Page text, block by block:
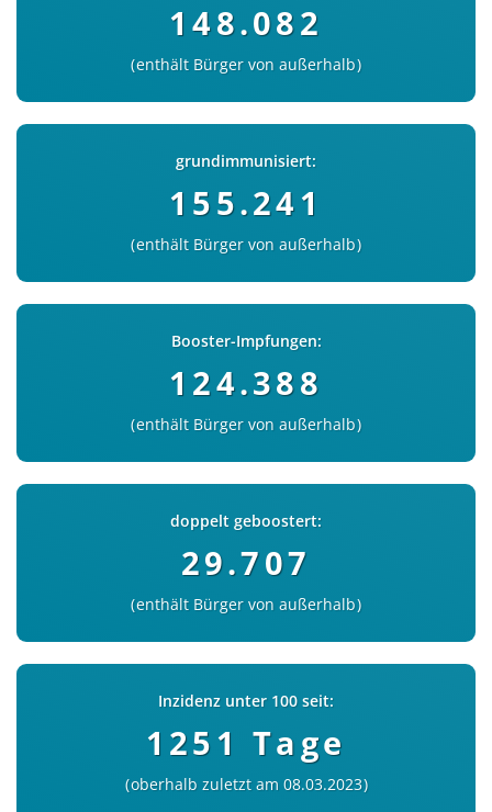
148.082
enthält Bürger von außerhalb
grundimmunisiert:
155.241
enthält Bürger von außerhalb
Booster-Impfungen:
124.388
enthält Bürger von außerhalb
doppelt geboostert:
29.707
enthält Bürger von außerhalb
Inzidenz unter 100 seit:
1251 Tage
oberhalb zuletzt am 08.03.2023